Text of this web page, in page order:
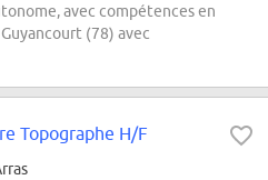
avec compétences en
(78) avec
Topographe H/F